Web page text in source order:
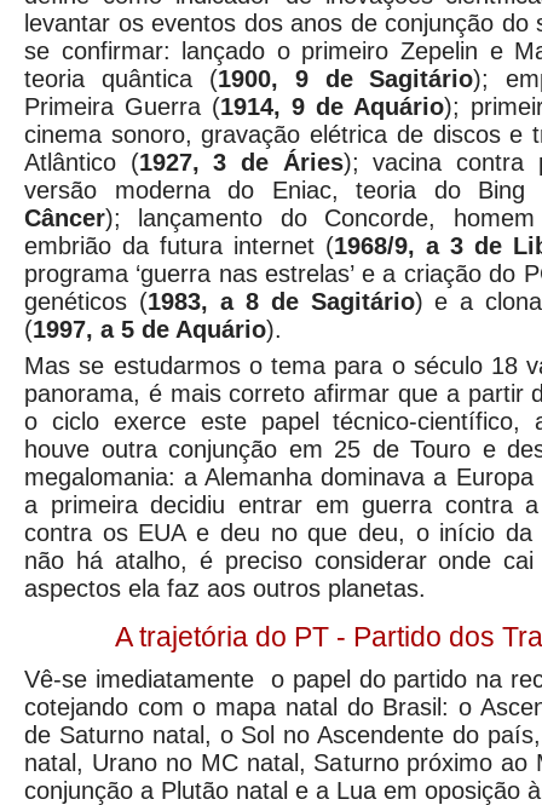
levantar os eventos dos anos de conjunção do
se confirmar: lançado o primeiro Zepelin e
teoria quântica (1900, 9 de Sagitário);
Primeira Guerra (1914, 9 de Aquário);
cinema sonoro, gravação elétrica de discos e
Atlântico (1927, 3 de Áries); vacina contra
versão moderna do Eniac, teoria do Bing
Câncer); lançamento do Concorde,
embrião da futura internet (1968/9, a 3 de
programa ‘guerra nas estrelas’ e a criação do
genéticos (1983, a 8 de Sagitário) e a
(1997, a 5 de Aquário).
Mas se estudarmos o tema para o século 18
panorama, é mais correto afirmar que a partir
o ciclo exerce este papel técnico-científico,
houve outra conjunção em 25 de Touro e
megalomania: a Alemanha dominava a
a primeira decidiu entrar em guerra contra
contra os EUA e deu no que deu, o início
não há atalho, é preciso considerar onde
aspectos ela faz aos outros planetas.
A trajetória do PT - Partido dos
Vê-se imediatamente o papel do partido na
cotejando com o mapa natal do Brasil: o
de Saturno natal, o Sol no Ascendente do
natal, Urano no MC natal, Saturno próximo ao
conjunção a Plutão natal e a Lua em oposição